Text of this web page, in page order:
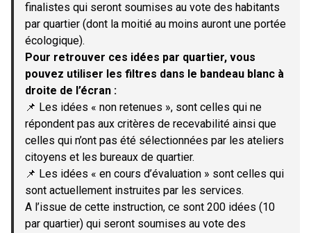
finalistes qui seront soumises au vote des habitants
par quartier (dont la moitié au moins auront une portée
écologique).
Pour retrouver ces idées par quartier, vous
pouvez utiliser les filtres dans le bandeau blanc à
droite de l’écran :
📌 Les idées « non retenues », sont celles qui ne
répondent pas aux critères de recevabilité ainsi que
celles qui n’ont pas été sélectionnées par les ateliers
citoyens et les bureaux de quartier.
📌 Les idées « en cours d’évaluation » sont celles qui
sont actuellement instruites par les services.
A l’issue de cette instruction, ce sont 200 idées (10
par quartier) qui seront soumises au vote des